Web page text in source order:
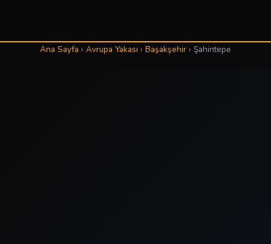
Ana Sayfa › Avrupa Yakası › Başakşehir › Şahintepe